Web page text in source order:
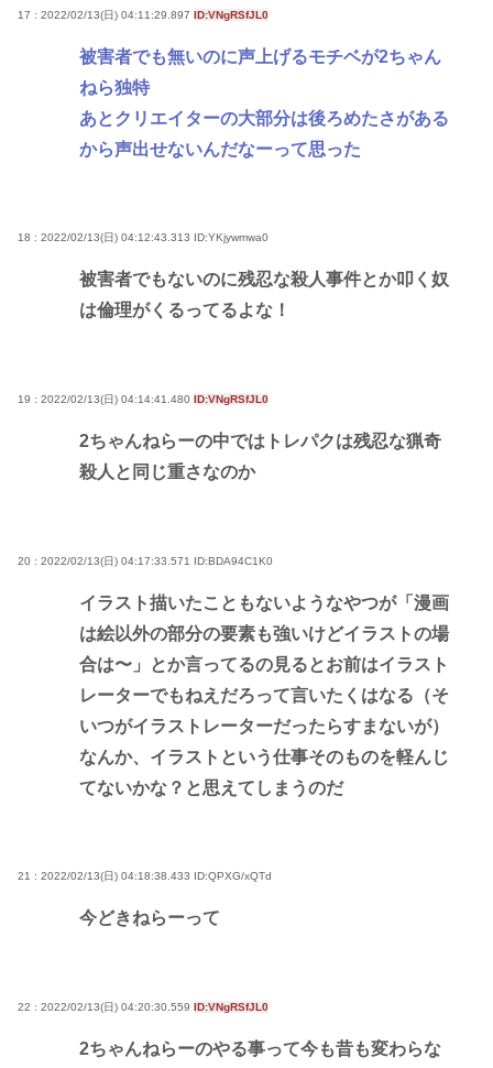
17 : 2022/02/13(日) 04:11:29.897 ID:VNgRSfJL0
被害者でも無いのに声上げるモチベが2ちゃん
ねら独特
あとクリエイターの大部分は後ろめたさがある
から声出せないんだなーって思った
18 : 2022/02/13(日) 04:12:43.313 ID:YKjywmwa0
被害者でもないのに残忍な殺人事件とか叩く奴
は倫理がくるってるよな！
19 : 2022/02/13(日) 04:14:41.480 ID:VNgRSfJL0
2ちゃんねらーの中ではトレパクは残忍な猟奇
殺人と同じ重さなのか
20 : 2022/02/13(日) 04:17:33.571 ID:BDA94C1K0
イラスト描いたこともないようなやつが「漫画
は絵以外の部分の要素も強いけどイラストの場
合は〜」とか言ってるの見るとお前はイラスト
レーターでもねえだろって言いたくはなる（そ
いつがイラストレーターだったらすまないが）
なんか、イラストという仕事そのものを軽んじ
てないかな？と思えてしまうのだ
21 : 2022/02/13(日) 04:18:38.433 ID:QPXG/xQTd
今どきねらーって
22 : 2022/02/13(日) 04:20:30.559 ID:VNgRSfJL0
2ちゃんねらーのやる事って今も昔も変わらな